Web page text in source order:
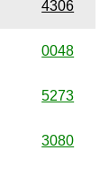
4306
0048
5273
3080